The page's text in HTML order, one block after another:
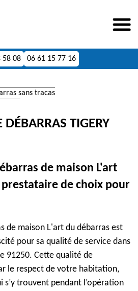
58 08 06 61 15 77 16
sans tracas
DÉBARRAS TIGERY
de maison L'art
de choix pour
de maison L'art du débarras est
pour sa qualité de service dans
91250. Cette qualité de
le respect de votre habitation,
s’y trouvent pendant l’opération